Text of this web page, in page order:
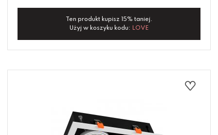
Ten produkt kupisz 15% taniej.
Użyj w koszyku kodu: LOVE